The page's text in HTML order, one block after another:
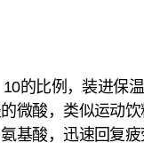
的比例，装进保
微酸，类似运动
基酸，迅速回复